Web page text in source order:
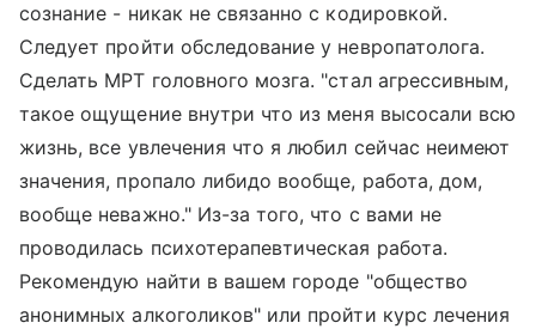
сознание - никак не связанно с кодировкой.
Следует пройти обследование у невропатолога.
Сделать МРТ головного мозга. "стал агрессивным,
такое ощущение внутри что из меня высосали всю
жизнь, все увлечения что я любил сейчас неимеют
значения, пропало либидо вообще, работа, дом,
вообще неважно." Из-за того, что с вами не
проводилась психотерапевтическая работа.
Рекомендую найти в вашем городе "общество
анонимных алкоголиков" или пройти курс лечения